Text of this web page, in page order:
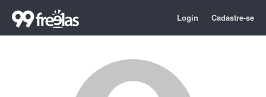
Login Cadastre-se